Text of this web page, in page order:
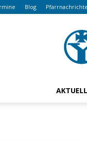
Blog
AKTUELL